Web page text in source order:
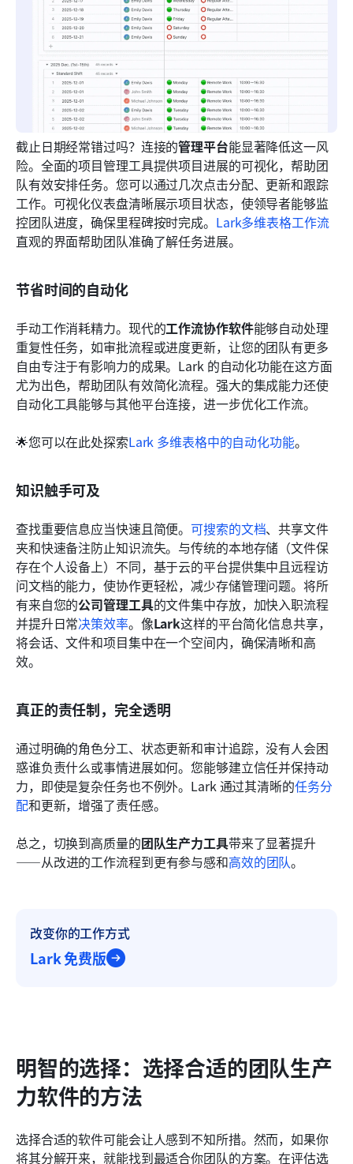
截止日期经常错过吗？连接的管理平台能显著降低这一风
险。全面的项目管理工具提供项目进展的可视化，帮助团
队有效安排任务。您可以通过几次点击分配、更新和跟踪
工作。可视化仪表盘清晰展示项目状态，使领导者能够监
控团队进度，确保里程碑按时完成。 Lark多维表格工作流
直观的界面帮助团队准确了解任务进展。
节省时间的自动化
手动工作消耗精力。现代的工作流协作软件能够自动处理
重复性任务，如审批流程或进度更新，让您的团队有更多
自由专注于有影响力的成果。Lark 的自动化功能在这方面
尤为出色，帮助团队有效简化流程。强大的集成能力还使
自动化工具能够与其他平台连接，进一步优化工作流。
🌟您可以在此处探索Lark 多维表格中的自动化功能。
知识触手可及
查找重要信息应当快速且简便。 可搜索的文档、共享文件
夹和快速备注防止知识流失。与传统的本地存储（文件保
存在个人设备上）不同，基于云的平台提供集中且远程访
问文档的能力，使协作更轻松，减少存储管理问题。将所
有来自您的公司管理工具的文件集中存放，加快入职流程
并提升日常决策效率。像Lark这样的平台简化信息共享，
将会话、文件和项目集中在一个空间内，确保清晰和高
效。
真正的责任制，完全透明
通过明确的角色分工、状态更新和审计追踪，没有人会困
惑谁负责什么或事情进展如何。您能够建立信任并保持动
力，即使是复杂任务也不例外。Lark 通过其清晰的任务分
配和更新，增强了责任感。
总之，切换到高质量的团队生产力工具带来了显著提升
——从改进的工作流程到更有参与感和高效的团队。
改变你的工作方式
Lark 免费版
明智的选择：选择合适的团队生产
力软件的方法
选择合适的软件可能会让人感到不知所措。然而，如果你
将其分解开来，就能找到最适合你团队的方案。在评估选